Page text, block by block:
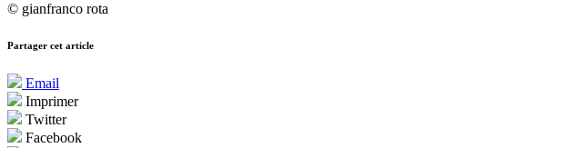
© gianfranco rota
Partager cet article
Email
Imprimer
Twitter
Facebook